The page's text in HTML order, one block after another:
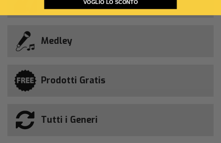
Medley
Prodotti Gratis
Tutti i Generi
VOGLIO LO SCONTO